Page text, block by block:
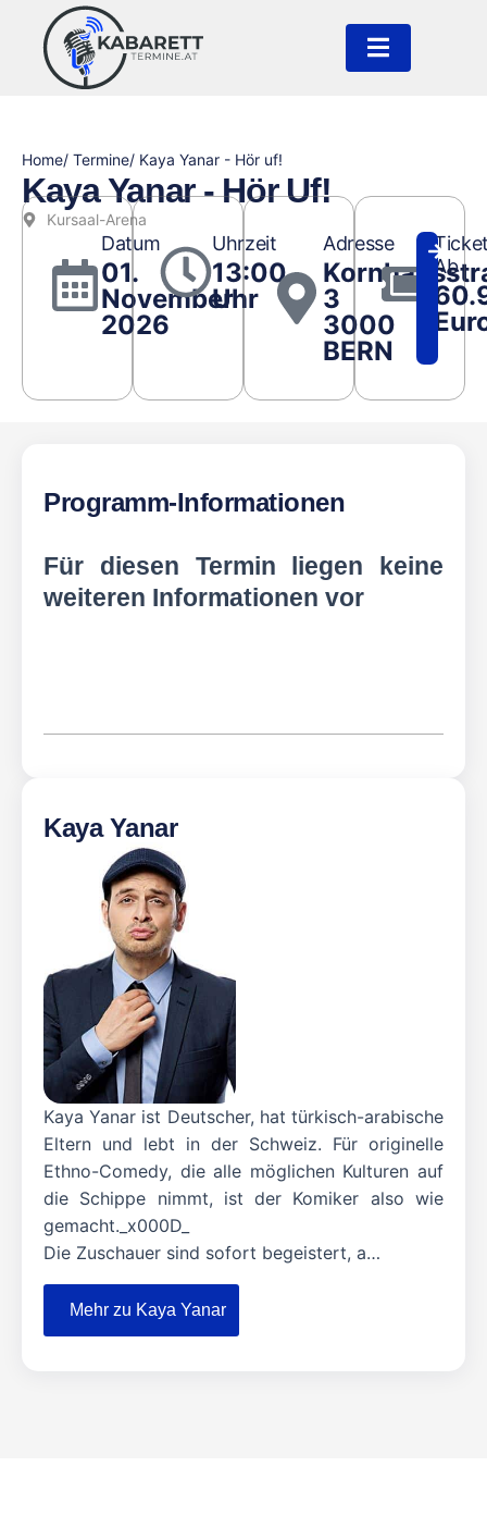
Home/ Termine/ Kaya Yanar - Hör uf!
Kaya Yanar - Hör Uf!
Kursaal-Arena
Datum
01.
November
2026
Uhrzeit
13:00
Uhr
Adresse
3
3000
BERN
Ab
Programm-Informationen
Für diesen Termin liegen keine
weiteren Informationen vor
Kaya Yanar
Kaya Yanar ist Deutscher, hat türkisch-arabische
Eltern und lebt in der Schweiz. Für originelle
Ethno-Comedy, die alle möglichen Kulturen auf
die Schippe nimmt, ist der Komiker also wie
gemacht._x000D_
Die Zuschauer sind sofort begeistert, a…
Mehr zu Kaya Yanar